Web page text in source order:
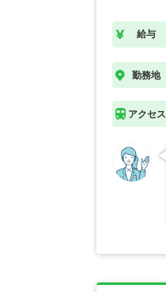
給与
勤務地
アクセス